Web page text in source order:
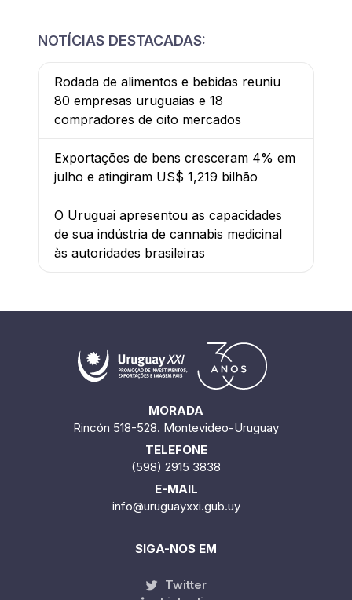
NOTÍCIAS DESTACADAS:
Rodada de alimentos e bebidas reuniu
80 empresas uruguaias e 18
compradores de oito mercados
Exportações de bens cresceram 4% em
julho e atingiram US$ 1,219 bilhão
O Uruguai apresentou as capacidades
de sua indústria de cannabis medicinal
às autoridades brasileiras
MORADA
Rincón 518-528. Montevideo-Uruguay
TELEFONE
(598) 2915 3838
E-MAIL
info@uruguayxxi.gub.uy
SIGA-NOS EM
Twitter